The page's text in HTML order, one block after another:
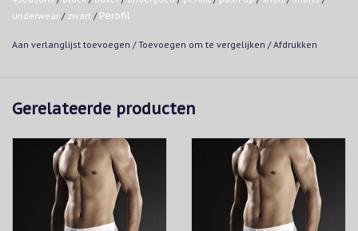
90% katoen - 10% elastan
Wasvoorschrift:
underwear / zwart / Perofil
Aan verlanglijst toevoegen /Toevoegen om te vergelijken /Afdrukken
Gerelateerde producten